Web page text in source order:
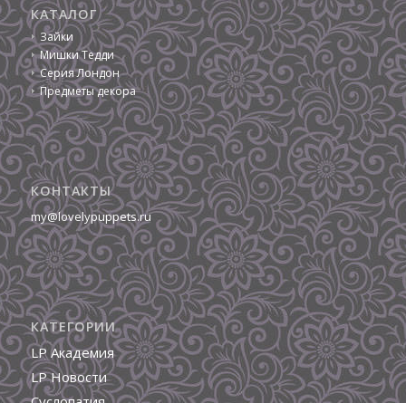
КАТАЛОГ
Зайки
Мишки Тедди
Серия Лондон
Предметы декора
КОНТАКТЫ
my@lovelypuppets.ru
КАТЕГОРИИ
LP Академия
LP Новости